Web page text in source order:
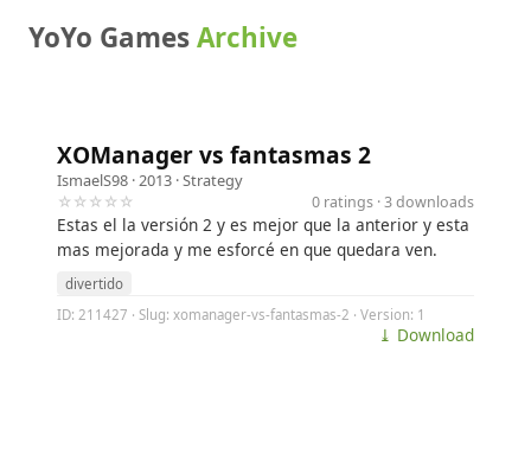
YoYo GamesArchive
XOManager vs fantasmas 2
IsmaelS98 · 2013 ·Strategy
☆☆☆☆☆
0 ratings · 3 downloads
Estas el la versión 2 y es mejor que la anterior y esta
mas mejorada y me esforcé en que quedara ven.
divertido
ID: 211427 · Slug: xomanager-vs-fantasmas-2 · Version: 1
⤓ Download